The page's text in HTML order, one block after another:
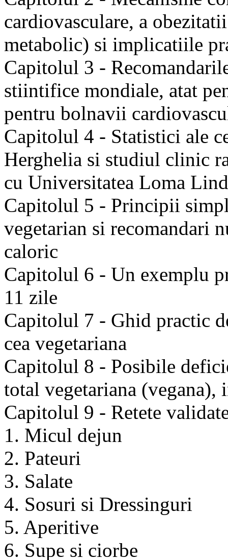
cardiovasculare, a
metabolic) si implicatiile
Capitolul 3 -
stiintifice mondiale, atat
pentru bolnavii
Capitolul 4 - Statistici ale
Herghelia si studiul clinic
cu Universitatea Loma
Capitolul 5 - Principii
vegetarian si recomandari
caloric
Capitolul 6 - Un exemplu
11 zile
Capitolul 7 - Ghid practic
cea vegetariana
Capitolul 8 - Posibile
total vegetariana (vegana),
Capitolul 9 - Retete
1. Micul dejun
2. Pateuri
3. Salate
4. Sosuri si Dressinguri
5. Aperitive
6. Supe si ciorbe